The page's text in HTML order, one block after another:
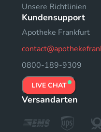
Unsere Richtlinien
Kundensupport
Apotheke Frankfurt
0800-189-9309
LIVE CHAT
Versandarten